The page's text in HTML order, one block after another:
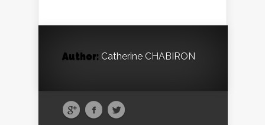
Author: Catherine CHABIRON